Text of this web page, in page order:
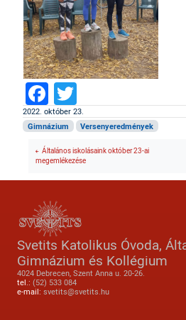
Facebook
2022. október 23.
Gimnázium Versenyeredmények
Általános iskolásaink október 23-ai
megemlékezése
Svetits Katolikus Óvoda,
Gimnázium és Kollégium
4024 Debrecen, Szent Anna u. 20-26.
tel.: (52) 533 084
e-mail: svetits@svetits.hu